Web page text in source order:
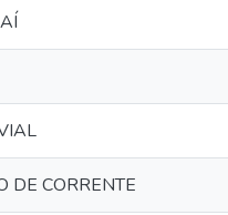
DE CORRENTE